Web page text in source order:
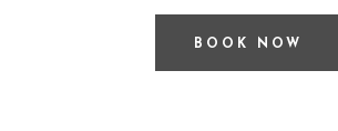
BOOK NOW